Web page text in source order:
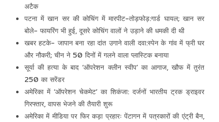
अटैक
पटना में खान सर की कोचिंग में मारपीट-तोड़फोड़:गार्ड घायल; खान सर
बोले- फायरिंग भी हुई, दूसरे कोचिंग वालों ने उड़ाने की धमकी दी थी
खबर हटके- जापान बना रहा दांत उगाने वाली दवा:स्पेन के गांव में फ्री घर
और नौकरी; चीन ने 50 दिनों में गलने वाला प्लास्टिक बनाया
सूर्या की हत्या के बाद ‘ऑपरेशन क्लीन स्वीप’ का आगाज, खौफ में तुरंत
250 का सरेंडर
अमेरिका में ‘ऑपरेशन चेकमेट’ का शिकंजा: दर्जनों भारतीय ट्रक ड्राइवर
गिरफ्तार, वापस भेजने की तैयारी शुरू
अमेरिका में मीडिया पर फिर कड़ा प्रहारः पेंटागन में पत्रकारों की एंट्री बैन,